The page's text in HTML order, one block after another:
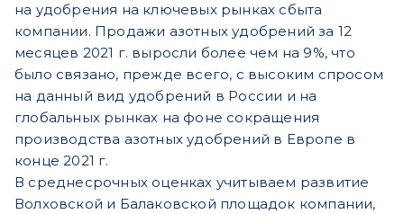
на удобрения на ключевых рынках сбыта
компании. Продажи азотных удобрений за 12
месяцев 2021 г. выросли более чем на 9%, что
было связано, прежде всего, с высоким спросом
на данный вид удобрений в России и на
глобальных рынках на фоне сокращения
производства азотных удобрений в Европе в
конце 2021 г.
В среднесрочных оценках учитываем развитие
Волховской и Балаковской площадок компании,